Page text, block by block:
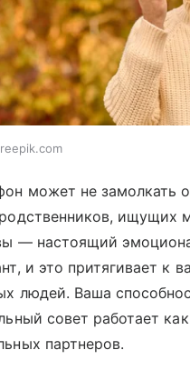
может не замолкать
ищущих
— настоящий
и это притягивает к
людей. Ваша
совет работает
партнеров.